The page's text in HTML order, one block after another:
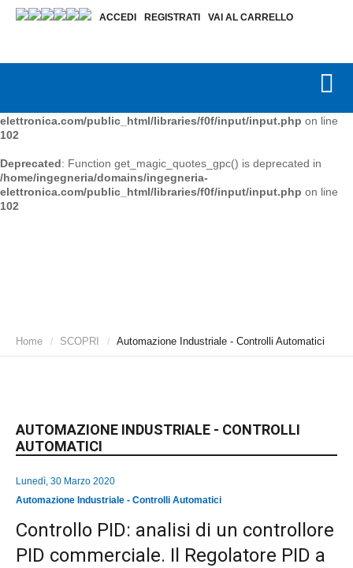
Deprecated: Function get_magic_quotes_gpc() is deprecated in
102
elettronica.com/public_html/libraries/f0f/input/input.php on line
102
Deprecated: Function get_magic_quotes_gpc() is deprecated in
/home/ingegneria/domains/ingegneria-
elettronica.com/public_html/libraries/f0f/input/input.php on line
102
ACCEDI REGISTRATI VAI AL CARRELLO
Home / SCOPRI / Automazione Industriale - Controlli Automatici
AUTOMAZIONE INDUSTRIALE - CONTROLLI
AUTOMATICI
Lunedì, 30 Marzo 2020
Automazione Industriale - Controlli Automatici
Controllo PID: analisi di un controllore
PID commerciale. Il Regolatore PID a